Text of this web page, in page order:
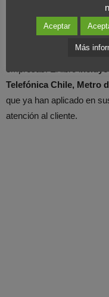
Este es un manual para
presenta cada vez que
respuesta acertada
empresas. El libro i
Telefónica Chile, Metro
que ya han aplicado en
atención al cliente.
Aceptar
Más